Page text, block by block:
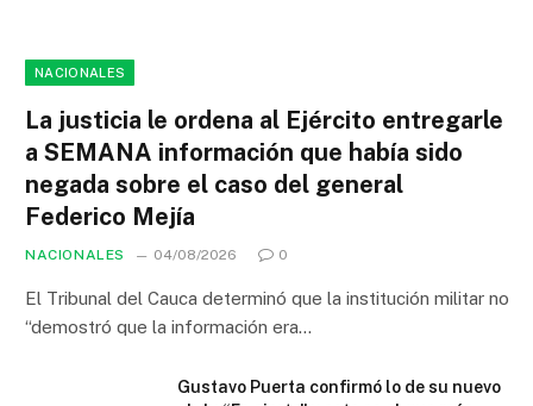
NACIONALES
La justicia le ordena al Ejército entregarle
a SEMANA información que había sido
negada sobre el caso del general
Federico Mejía
NACIONALES 04/08/2026 0
El Tribunal del Cauca determinó que la institución militar no
“demostró que la información era…
Gustavo Puerta confirmó lo de su nuevo